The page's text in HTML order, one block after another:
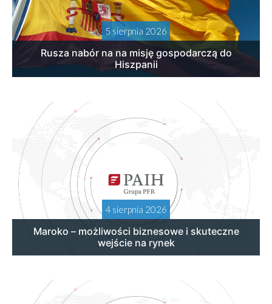
5 sierpnia 2026
Rusza nabór na na misję gospodarczą do
Hiszpanii
4 sierpnia 2026
Maroko – możliwości biznesowe i skuteczne
wejście na rynek